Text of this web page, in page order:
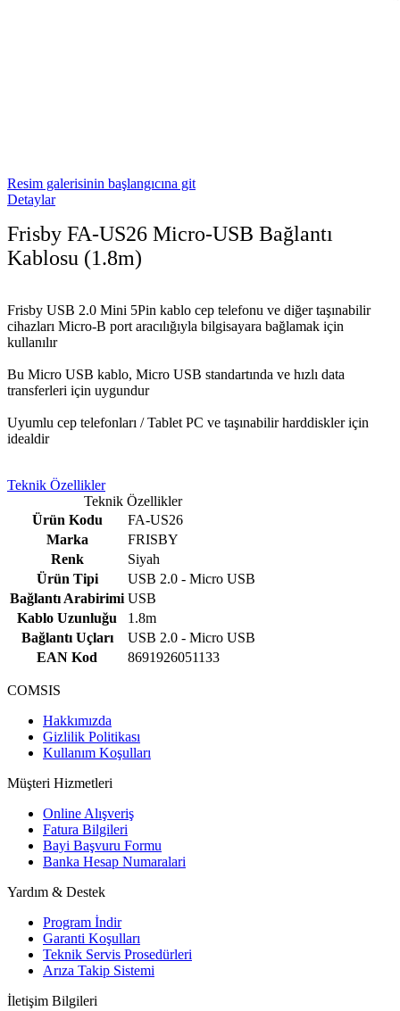
Resim galerisinin başlangıcına git
Detaylar
Frisby FA-US26 Micro-USB Bağlantı
Kablosu (1.8m)
Frisby USB 2.0 Mini 5Pin kablo cep telefonu ve diğer taşınabilir
cihazları Micro-B port aracılığıyla bilgisayara bağlamak için
kullanılır
Bu Micro USB kablo, Micro USB standartında ve hızlı data
transferleri için uygundur
Uyumlu cep telefonları / Tablet PC ve taşınabilir harddiskler için
idealdir
Teknik Özellikler
Teknik Özellikler
Ürün Kodu
FA-US26
Marka
FRISBY
Renk
Siyah
Ürün Tipi
USB 2.0 - Micro USB
Bağlantı Arabirimi USB
Kablo Uzunluğu
1.8m
Bağlantı Uçları
USB 2.0 - Micro USB
EAN Kod
8691926051133
COMSIS
Hakkımızda
Gizlilik Politikası
Kullanım Koşulları
Müşteri Hizmetleri
Online Alışveriş
Fatura Bilgileri
Bayi Başvuru Formu
Banka Hesap Numaralari
Yardım & Destek
Program İndir
Garanti Koşulları
Teknik Servis Prosedürleri
Arıza Takip Sistemi
İletişim Bilgileri